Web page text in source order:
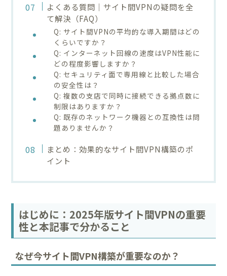
よくある質問｜サイト間VPNの疑問を全
て解決（FAQ）
Q: サイト間VPNの平均的な導入期間はどの
くらいですか？
Q: インターネット回線の速度はVPN性能に
どの程度影響しますか？
Q: セキュリティ面で専用線と比較した場合
の安全性は？
Q: 複数の支店で同時に接続できる拠点数に
制限はありますか？
Q: 既存のネットワーク機器との互換性は問
題ありませんか？
まとめ：効果的なサイト間VPN構築のポ
イント
はじめに：2025年版サイト間VPNの重要
性と本記事で分かること
なぜ今サイト間VPN構築が重要なのか？